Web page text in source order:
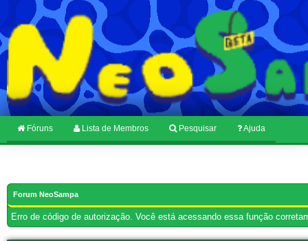
Fóruns Lista de Membros Pesquisar Ajuda
Forum NeoSampa
Erro de código de autorização. Você está acessando essa função